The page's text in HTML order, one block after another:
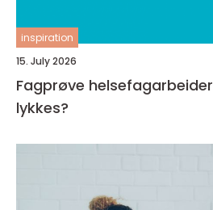
inspiration
15. July 2026
Fagprøve helsefagarbeider hva kreves for å
lykkes?